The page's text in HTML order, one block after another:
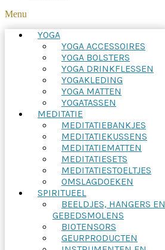
Menu
YOGA
YOGA ACCESSOIRES
YOGA BOLSTERS
YOGA DRINKFLESSEN
YOGAKLEDING
YOGA MATTEN
YOGATASSEN
MEDITATIE
MEDITATIEBANKJES
MEDITATIEKUSSENS
MEDITATIEMATTEN
MEDITATIESETS
MEDITATIESTOELTJES
OMSLAGDOEKEN
SPIRITUEEL
BEELDJES, HANGERS EN
GEBEDSMOLENS
BIOTENSORS
GEURPRODUCTEN